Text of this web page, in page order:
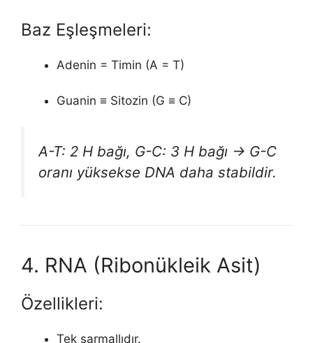
Baz Eşleşmeleri:
Adenin = Timin (A = T)
Guanin ≡ Sitozin (G ≡ C)
A-T: 2 H bağı, G-C: 3 H bağı → G-C
oranı yüksekse DNA daha stabildir.
4. RNA (Ribonükleik Asit)
Özellikleri:
Tek sarmallıdır.